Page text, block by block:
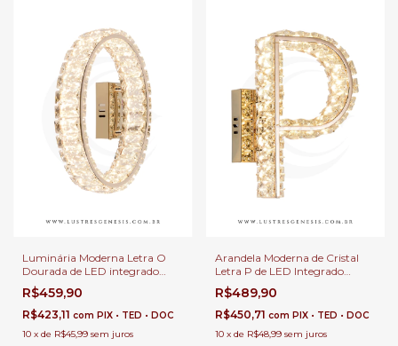
Luminária Moderna Letra O
Dourada de LED integrado
3000k para Decoração,
Cabeceira de Cama, Corredor e
Quartos
R$459,90
R$423,11 com PIX • TED • DOC
10 x de R$45,99 sem juros
Arandela Moderna de Cristal
Letra P de LED Integrado
Quente Para Cabeceira de
Cama e Decoração de Hall de
Entrada
R$489,90
R$450,71 com PIX • TED • DOC
10 x de R$48,99 sem juros